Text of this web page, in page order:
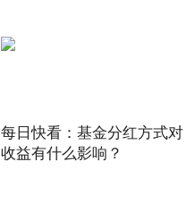
每日快看：基金分红方式对
收益有什么影响？